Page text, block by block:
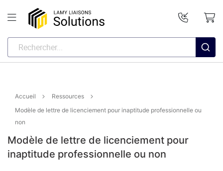
Accueil
Ressources
Modèle de lettre de licenciement pour inaptitude professionnelle ou
non
Modèle de lettre de licenciement pour
inaptitude professionnelle ou non